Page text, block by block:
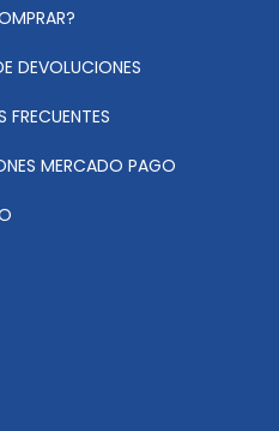
DEVOLUCIONES
FRECUENTES
MERCADO PAGO